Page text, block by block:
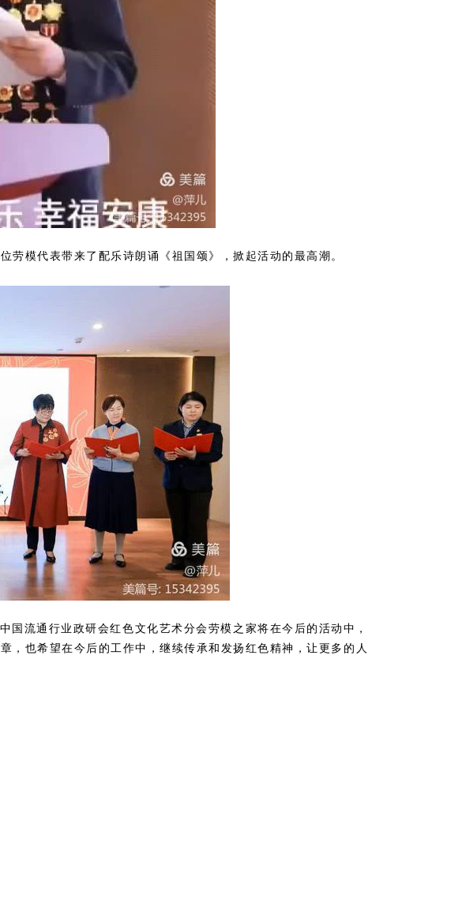
位劳模代表带来了配乐诗朗诵《祖国颂》，掀起活动的最高潮。
流通行业政研会红色文化艺术分会劳模之家将在今后的活动中，
，也希望在今后的工作中，继续传承和发扬红色精神，让更多的人